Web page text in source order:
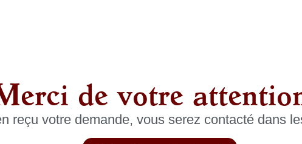
de votre
reçu votre demande, vous serez contacté dans